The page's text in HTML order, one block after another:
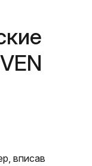
вписав